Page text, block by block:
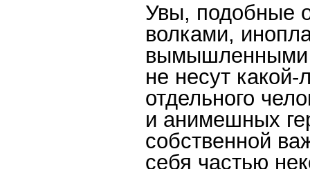
Увы, подобные
волками,
вымышленными
не несут
отдельного
и анимешных
собственной
себя частью